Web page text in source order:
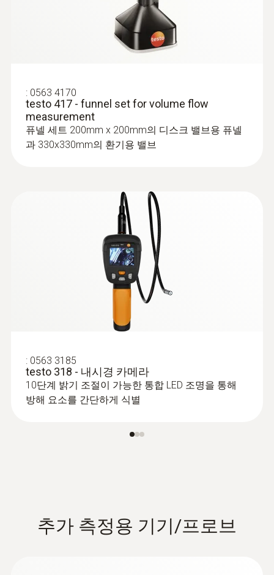
:0560 1549
testo 549 i - 고압 게이지 측정기(스마트
프로브)
냉동 시스템의 냉매 압력(고압/저압) 측정 가
:0560 2549 02
고압 게이지 측정기 - High-pressure
gauge operated via smartphone
: 0563 4170
testo 417 - funnel set for volume flow
measurement
퓨넬 세트 200mm x 200mm의 디스크 밸브용 퓨넬
과 330x330mm의 환기용 밸브
: 0563 3185
testo 318 - 내시경 카메라
10단계 밝기 조절이 가능한 통합 LED 조명을 통해
방해 요소를 간단하게 식별
추가 측정용 기기/프로브